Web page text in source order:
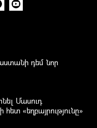
դեմ նոր
Մասուդ
«եղբայրությունը»